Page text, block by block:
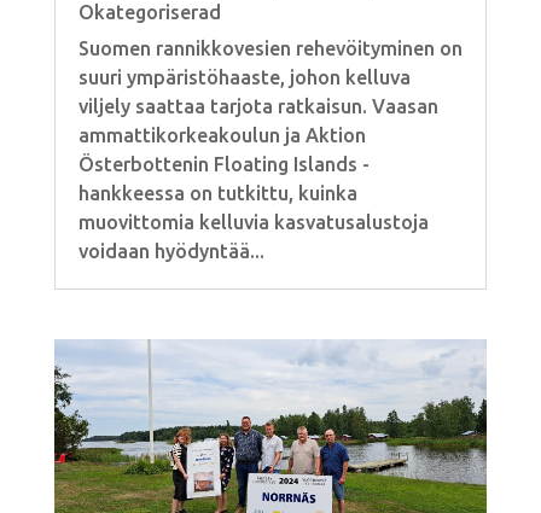
Okategoriserad
Suomen rannikkovesien rehevöityminen on
suuri ympäristöhaaste, johon kelluva
viljely saattaa tarjota ratkaisun. Vaasan
ammattikorkeakoulun ja Aktion
Österbottenin Floating Islands -
hankkeessa on tutkittu, kuinka
muovittomia kelluvia kasvatusalustoja
voidaan hyödyntää...